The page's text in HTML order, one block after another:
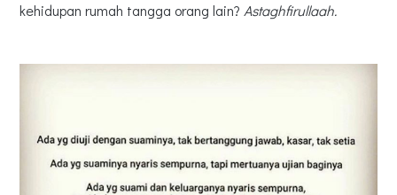
kehidupan rumah tangga orang lain? Astaghfirullaah.